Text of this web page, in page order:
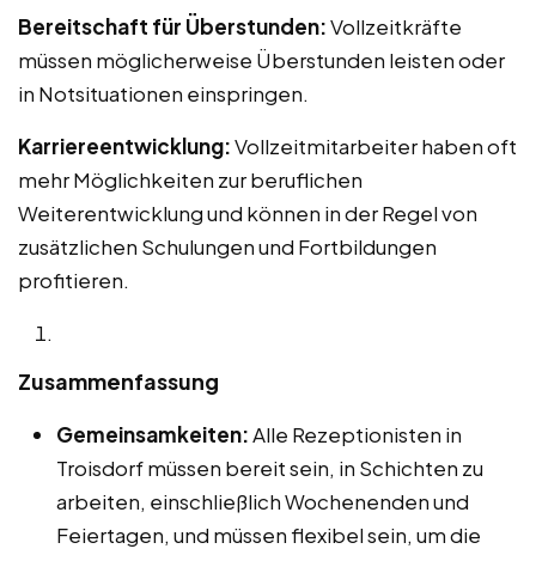
Bereitschaft für Überstunden:Vollzeitkräfte
müssen möglicherweise Überstunden leisten oder
in Notsituationen einspringen.
Karriereentwicklung:Vollzeitmitarbeiter haben oft
mehr Möglichkeiten zur beruflichen
Weiterentwicklung und können in der Regel von
zusätzlichen Schulungen und Fortbildungen
profitieren.
Zusammenfassung
Gemeinsamkeiten:Alle Rezeptionisten in
Troisdorf müssen bereit sein, in Schichten zu
arbeiten, einschließlich Wochenenden und
Feiertagen, und müssen flexibel sein, um die